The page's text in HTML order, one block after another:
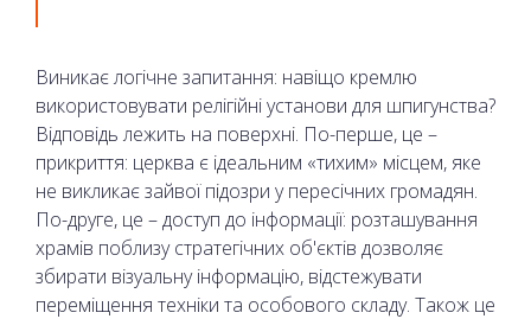
Виникає логічне запитання: навіщо кремлю
використовувати релігійні установи для шпигунства?
Відповідь лежить на поверхні. По-перше, це –
прикриття: церква є ідеальним «тихим» місцем, яке
не викликає зайвої підозри у пересічних громадян.
По-друге, це – доступ до інформації: розташування
храмів поблизу стратегічних об'єктів дозволяє
збирати візуальну інформацію, відстежувати
переміщення техніки та особового складу. Також це